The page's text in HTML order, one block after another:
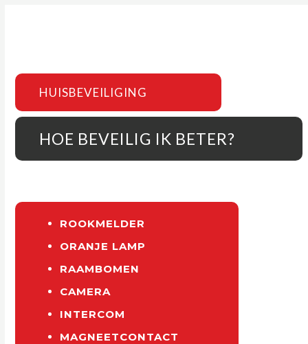
HUISBEVEILIGING
HOE BEVEILIG IK BETER?
ROOKMELDER
ORANJE LAMP
RAAMBOMEN
CAMERA
INTERCOM
MAGNEETCONTACT